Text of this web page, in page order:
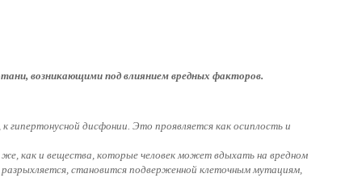
возникающими под влиянием вредных факторов.
дисфонии. Это проявляется как осиплость и
как и вещества, которые человек может вдыхать на вредном
становится подверженной клеточным мутациям,